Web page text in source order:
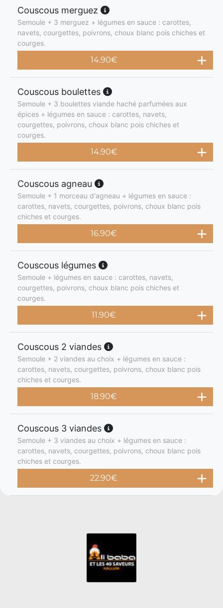
Couscous merguez
Semoule + 3 merguez + légumes en sauce : carottes,
navets, courgettes, poivrons, choux blanc pois chiches et
courges.
14.90€
Couscous boulettes
Semoule + 3 boulettes viande haché parfumées aux
épices + légumes en sauce : carottes, navets,
courgettes, poivrons, choux blanc pois chiches et
courges.
14.90€
Couscous agneau
Semoule + 1 morceau d'agneau + légumes en sauce :
carottes, navets, courgettes, poivrons, choux blanc pois
chiches et courges.
16.90€
Couscous légumes
Semoule + légumes en sauce : carottes, navets,
courgettes, poivrons, choux blanc pois chiches et
courges.
11.90€
Couscous 2 viandes
Semoule + 2 viandes au choix + légumes en sauce :
carottes, navets, courgettes, poivrons, choux blanc pois
chiches et courges.
18.90€
Couscous 3 viandes
Semoule + 3 viandes au choix + légumes en sauce :
carottes, navets, courgettes, poivrons, choux blanc pois
chiches et courges.
22.90€